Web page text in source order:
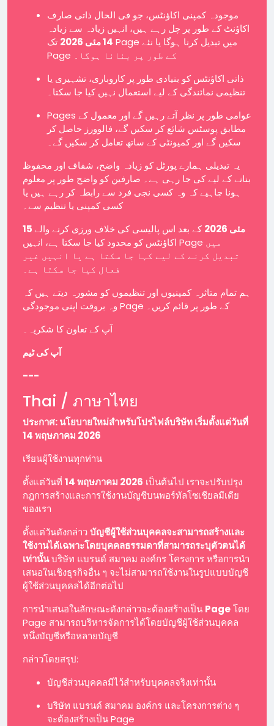
موجودہ کمپنی اکاؤنٹس، جو فی الحال ذاتی صارف
اکاؤنٹ کے طور پر چل رہے ہیں، انہیں زیادہ سے زیادہ
14 مئی 2026
تک Page میں تبدیل کرنا ہوگا یا نئے
Page کے طور پر بنانا ہوگا۔
ذاتی اکاؤنٹس کو بنیادی طور پر کاروباری، تشہیری یا
تنظیمی نمائندگی کے لیے استعمال نہیں کیا جا سکتا۔
Pages عوامی طور پر نظر آتے رہیں گے اور معمول کے
مطابق پوسٹس شائع کر سکیں گے، فالوورز حاصل کر
سکیں گے اور کمیونٹی کے ساتھ تعامل کر سکیں گے۔
یہ تبدیلی ہمارے پورٹل کو زیادہ واضح، شفاف اور محفوظ
بنانے کے لیے کی جا رہی ہے۔ صارفین کو واضح طور پر معلوم
ہونا چاہیے کہ وہ کسی نجی فرد سے رابطہ کر رہے ہیں یا
کسی کمپنی یا تنظیم سے۔
15 مئی 2026
کے بعد اس پالیسی کی خلاف ورزی کرنے والے
اکاؤنٹس کو محدود کیا جا سکتا ہے، انہیں Page میں
تبدیل کرنے کے لیے کہا جا سکتا ہے یا انہیں غیر
فعال کیا جا سکتا ہے۔
ہم تمام متاثرہ کمپنیوں اور تنظیموں کو مشورہ دیتے ہیں کہ
وہ بروقت اپنی موجودگی Page کے طور پر قائم کریں۔
آپ کے تعاون کا شکریہ۔
آپ کی ٹیم
---
Thai / ภาษาไทย
ประกาศ: นโยบายใหม่สำหรับโปรไฟล์บริษัท เริ่มตั้งแต่วันที่
14 พฤษภาคม 2026
เรียนผู้ใช้งานทุกท่าน
ตั้งแต่วันที่ 14 พฤษภาคม 2026 เป็นต้นไป เราจะปรับปรุง
กฎการสร้างและการใช้งานบัญชีบนพอร์ทัลโซเชียลมีเดีย
ของเรา
ตั้งแต่วันดังกล่าวบัญชีผู้ใช้ส่วนบุคคลจะสามารถสร้างและ
ใช้งานได้เฉพาะโดยบุคคลธรรมดาที่สามารถระบุตัวตนได้
เท่านั้นบริษัท แบรนด์ สมาคม องค์กร โครงการ หรือการนำ
เสนอในเชิงธุรกิจอื่น ๆ จะไม่สามารถใช้งานในรูปแบบบัญชี
ผู้ใช้ส่วนบุคคลได้อีกต่อไป
การนำเสนอในลักษณะดังกล่าวจะต้องสร้างเป็น Pageโดย
Page สามารถบริหารจัดการได้โดยบัญชีผู้ใช้ส่วนบุคคล
หนึ่งบัญชีหรือหลายบัญชี
กล่าวโดยสรุป:
บัญชีส่วนบุคคลมีไว้สำหรับบุคคลจริงเท่านั้น
บริษัท แบรนด์ สมาคม องค์กร และโครงการต่าง ๆ
จะต้องสร้างเป็น Page